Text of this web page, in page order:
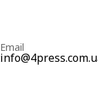
Email